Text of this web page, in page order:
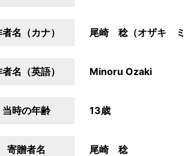
名（カナ） 尾崎 稔（オザキ ミ
名（英語） Minoru Ozaki
当時の年齢 13歳
寄贈者名 尾崎 稔